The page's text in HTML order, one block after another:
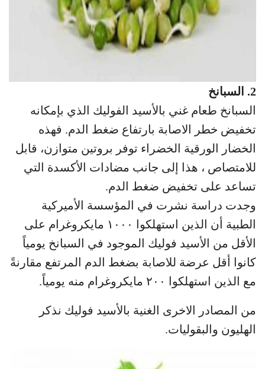
2. السبانخ
السبانخ طعام غني بالأسيد الفوليك الذي بإمكانه
تخفيض خطر الاصابة بارتفاع ضغط الدم. فهذه
الخضار الورقية الخضراء توفر بروتين متوازن، قابل
للامتصاص ، هذا إلى جانب مضادات الأكسدة التي
تساعد على تخفيض ضغط الدم.
وجدت دراسة نشرت في المؤسسة الأميركية
الطبية أن الذين استهلكوا ١٠٠٠ مايكروغرام على
الأقل من الأسيد فوليك الموجود في السبانخ يومياً
كانوا أقل عرضة للاصابة بضغط الدم المرتفع مقارنةً
مع الذين استهلكوا ٢٠٠ مايكروغرام منه يومياً.
من المصادر الاخرى الغنية بالأسيد فوليك نذكر
الهليون والبقوليات.